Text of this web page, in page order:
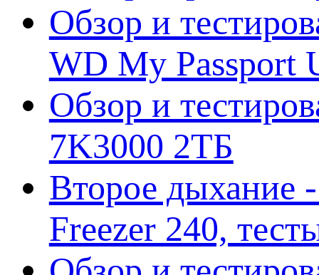
Обзор и
WD My Passport
Обзор и
7K3000 2ТБ
Второе дыхание
Freezer 240,